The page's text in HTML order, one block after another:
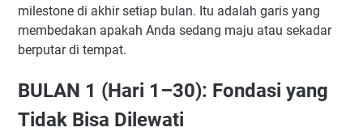
4. Apakah Saya Perlu Co-Founder untuk Menjalankan
Proses Ini?
5. Apa yang Harus Dilakukan Jika di Akhir Bulan Ketiga
6. Apakah Program Akselerasi Bisa Menggantikan
Kalender Ini?
7. Bagaimana Cara Memastikan Saya Tidak Kehabisan
milestone di akhir setiap bulan. Itu adalah garis yang
membedakan apakah Anda sedang maju atau sekadar
berputar di tempat.
BULAN 1 (Hari 1–30): Fondasi yang
Tidak Bisa Dilewati